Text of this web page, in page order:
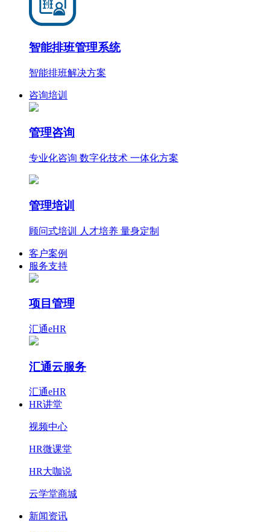
智能排班管理系统
智能排班解决方案
咨询培训
管理咨询
专业化咨询 数字化技术 一体化方案
管理培训
顾问式培训 人才培养 量身定制
客户案例
服务支持
项目管理
汇通eHR
汇通云服务
汇通eHR
HR讲堂
视频中心
HR微课堂
HR大咖说
云学堂商城
新闻资讯